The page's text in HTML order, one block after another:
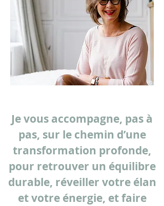
Je vous accompagne, pas à
pas, sur le chemin d’une
transformation profonde,
pour retrouver un équilibre
durable, réveiller votre élan
et votre énergie, et faire